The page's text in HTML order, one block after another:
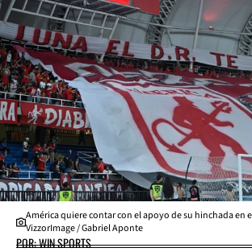
América quiere contar con el apoyo de su hinchada en
VizzorImage / Gabriel Aponte
POR: WIN SPORTS